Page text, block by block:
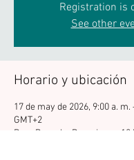
Registration is
See other
Horario y ubicación
17 de may de 2026, 9:00 a. m.
GMT+2
Parc Bascala, Bruguieres, 12